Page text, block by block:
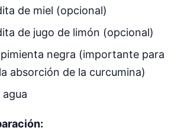
de miel (opcional)
de jugo de limón (opcional)
negra (importante para
absorción de la curcumina)